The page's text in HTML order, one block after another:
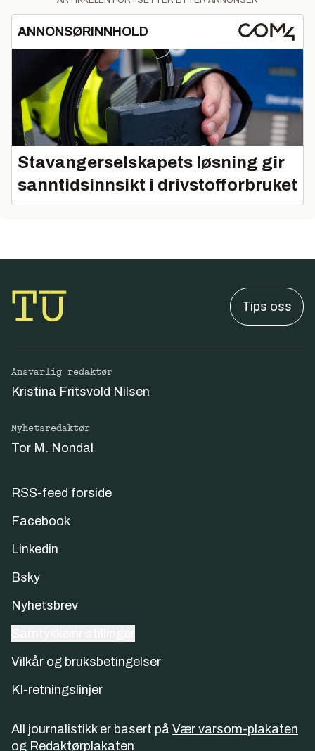
ANNONSØRINNHOLD
Stavangerselskapets løsning gir
sanntidsinnsikt i drivstofforbruket
Tips oss
Ansvarlig redaktør
Kristina Fritsvold Nilsen
Nyhetsredaktør
Tor M. Nondal
RSS-feed forside
Facebook
Linkedin
Bsky
Nyhetsbrev
Vilkår og bruksbetingelser
KI-retningslinjer
All journalistikk er basert på Vær varsom-plakaten
og Redaktørplakaten